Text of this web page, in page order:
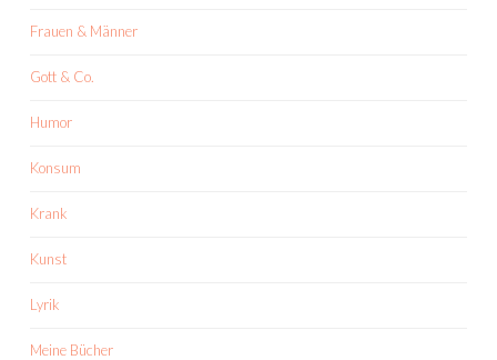
Frauen & Männer
Gott & Co.
Humor
Konsum
Krank
Kunst
Lyrik
Meine Bücher